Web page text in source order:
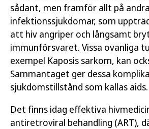
sådant, men framför allt på andra
infektionssjukdomar, som
att hiv angriper och långsamt
immunförsvaret. Vissa ovanliga
exempel Kaposis sarkom, kan
Sammantaget ger dessa
sjukdomstillstånd som kallas aids.
Det finns idag effektiva
antiretroviral behandling (ART),